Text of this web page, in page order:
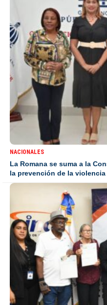
NACIONALES
La Romana se suma a la
la prevención de la